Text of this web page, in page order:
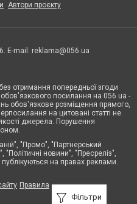
Фільтри
Автори проєкту
E-mail: reklama@056.ua
отримання попередньої згоди
посилання на 056.ua -
обов'язкове розміщення прямого,
на цитовані статті не
джерела. Порушення
"Промо", "Партнерський
"Політичні новини", "Пресреліз",
на правах реклами.
Правила